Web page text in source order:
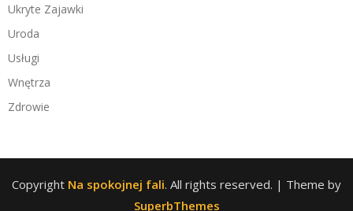
Ukryte Zajawki
Uroda
Usługi
Wnętrza
Zdrowie
Copyright Na spokojnej fali. All rights reserved. | Theme by
SuperbThemes